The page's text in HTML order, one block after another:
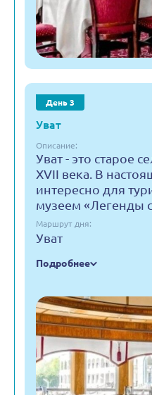
День 3
Уват
Описание:
Уват - это старое
XVII века. В
интересно для
музеем «Легенды
Маршрут дня:
Уват
Подробнее